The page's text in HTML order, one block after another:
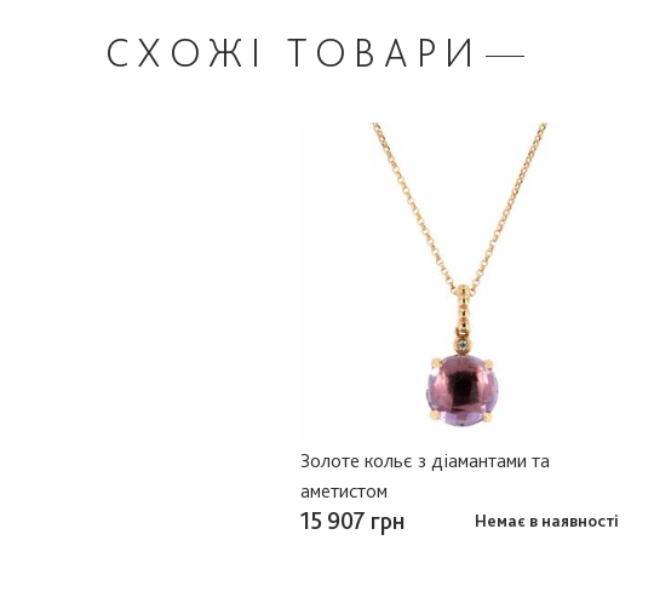
СХОЖІ ТОВАРИ
Золоте кольє з діамантами та
аметистом
15 907 грн Немає в наявності